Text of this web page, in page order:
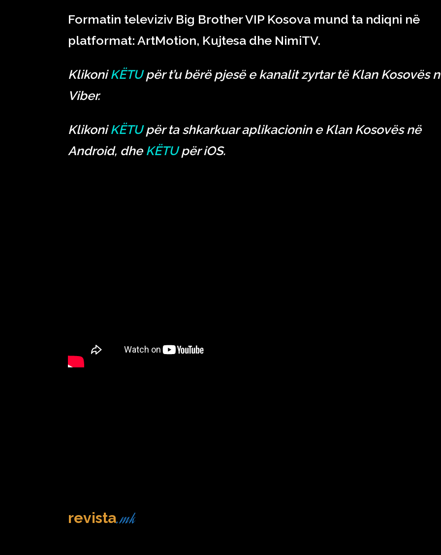
Formatin televiziv Big Brother VIP Kosova mund ta ndiqni në
platformat: ArtMotion, Kujtesa dhe NimiTV.
KlikoniKËTUpër t’u bërë pjesë e kanalit zyrtar të Klan Kosovës
Viber.
KlikoniKËTUpër ta shkarkuar aplikacionin e Klan Kosovës në
Android, dhe KËTUpër iOS.
revista.mk